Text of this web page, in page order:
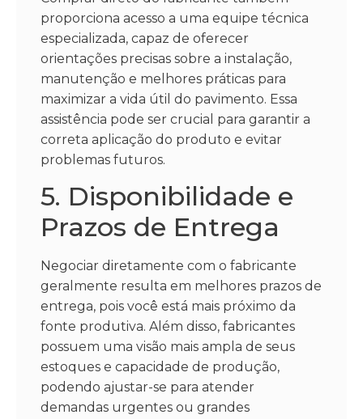
proporciona acesso a uma equipe técnica
especializada, capaz de oferecer
orientações precisas sobre a instalação,
manutenção e melhores práticas para
maximizar a vida útil do pavimento. Essa
assistência pode ser crucial para garantir a
correta aplicação do produto e evitar
problemas futuros.
5. Disponibilidade e
Prazos de Entrega
Negociar diretamente com o fabricante
geralmente resulta em melhores prazos de
entrega, pois você está mais próximo da
fonte produtiva. Além disso, fabricantes
possuem uma visão mais ampla de seus
estoques e capacidade de produção,
podendo ajustar-se para atender
demandas urgentes ou grandes